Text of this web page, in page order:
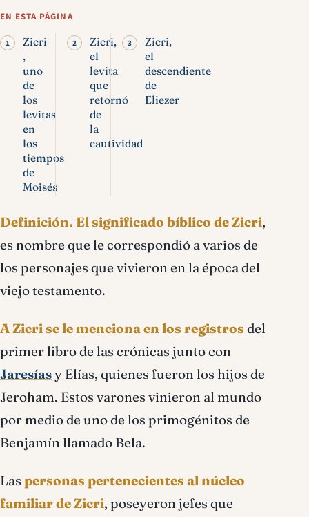
EN ESTA PÁGINA
Zicri
,
uno
de
los
levitas
en
los
tiempos
de
Moisés
Zicri,
el
levita
que
retornó
de
la
cautividad
Zicri,
el
descendiente
de
Eliezer
Definición. El significado bíblico de Zicri,
es nombre que le correspondió a varios de
los personajes que vivieron en la época del
viejo testamento.
A Zicri se le menciona en los registros del
primer libro de las crónicas junto con
Jaresíasy Elías, quienes fueron los hijos de
Jeroham. Estos varones vinieron al mundo
por medio de uno de los primogénitos de
Benjamín llamado Bela.
Las personas pertenecientes al núcleo
familiar de Zicri, poseyeron jefes que